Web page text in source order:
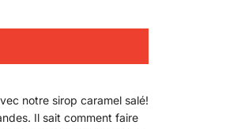
notre sirop caramel salé!
Il sait comment faire